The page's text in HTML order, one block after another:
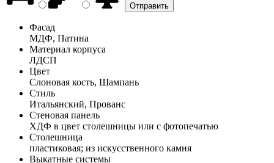
Фасад
МДФ, Патина
Материал корпуса
ЛДСП
Цвет
Слоновая кость, Шампань
Стиль
Итальянский, Прованс
Стеновая панель
ХДФ в цвет столешницы или с фотопечатью
Столешница
пластиковая; из искусственного камня
Выкатные системы